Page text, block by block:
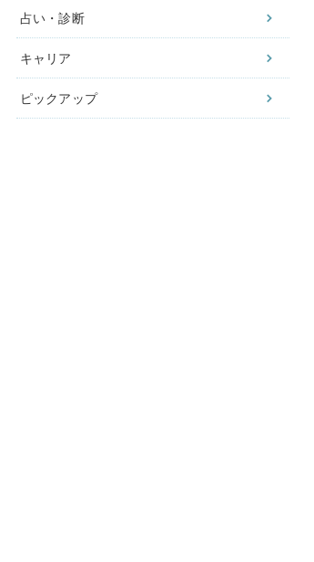
占い・診断
キャリア
ピックアップ